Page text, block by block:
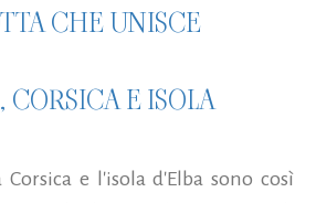
CHE UNISCE
E ISOLA
Corsica e l'isola d'Elba sono così